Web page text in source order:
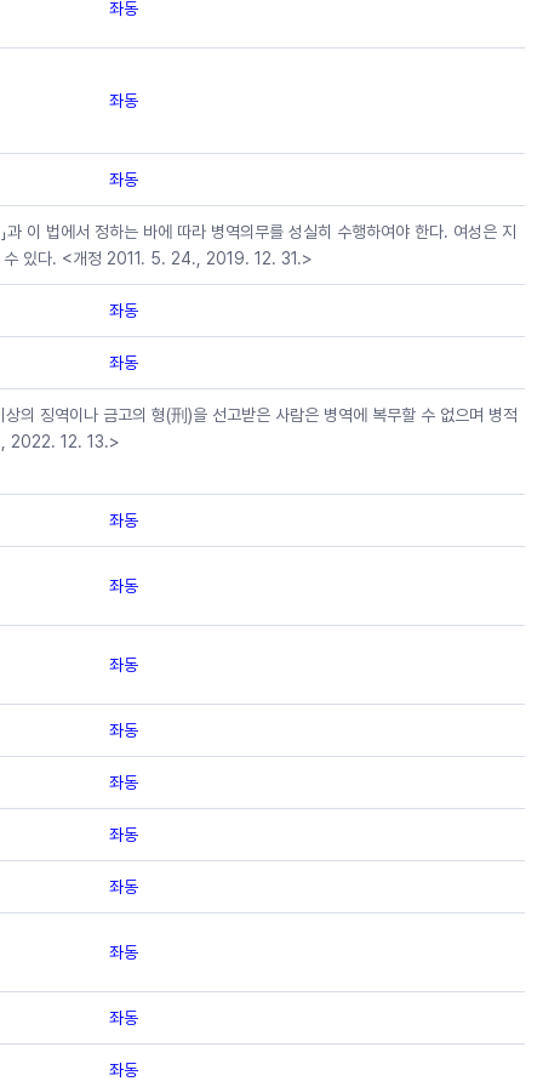
좌동
좌동
좌동
과 이 법에서 정하는 바에 따라 병역의무를 성실히 수행하여야 한다. 여성은 지
수 있다. <개정 2011. 5. 24., 2019. 12. 31.>
좌동
좌동
의 징역이나 금고의 형(刑)을 선고받은 사람은 병역에 복무할 수 없으며 병적
2022. 12. 13.>
좌동
좌동
좌동
좌동
좌동
좌동
좌동
좌동
좌동
좌동